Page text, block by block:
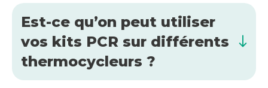
Est-ce qu’on peut utiliser
vos kits PCR sur différents
thermocycleurs ?